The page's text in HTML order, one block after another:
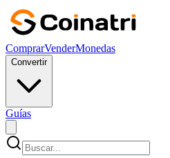
ComprarVenderMonedas
Convertir
Guías